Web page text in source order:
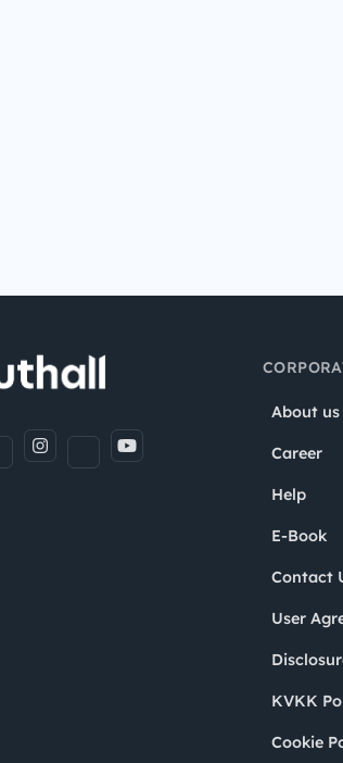
About us
Career
Help
E-Book
Contact
User
KVKK
Cookie